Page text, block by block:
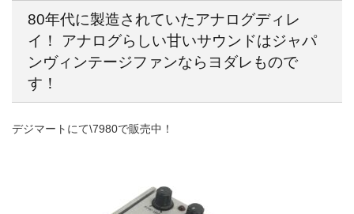
80年代に製造されていたアナログディレ
イ！ アナログらしい甘いサウンドはジャパ
ンヴィンテージファンならヨダレもので
す！
デジマートにて\7980で販売中！